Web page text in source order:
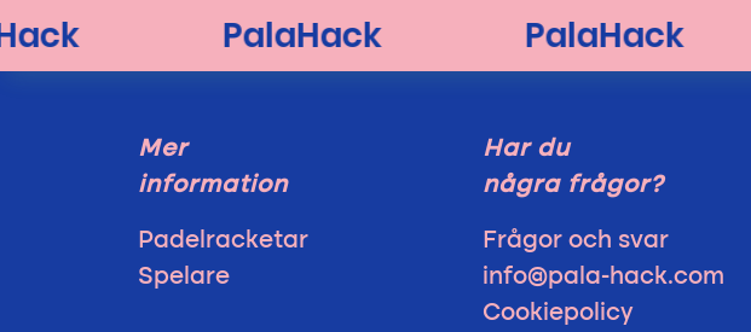
Mer
information
Padelracketar
Spelare
Har du
några frågor?
Frågor och svar
info@pala-hack.com
Cookiepolicy